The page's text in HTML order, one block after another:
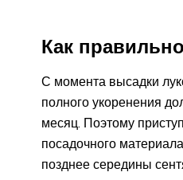
Как
С момента высадки
полного укоренения
месяц. Поэтому
посадочного
позднее середины